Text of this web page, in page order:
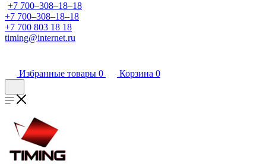
+7 700‒308‒18‒18
+7 700‒308‒18‒18
+7 700 803 18 18
timing@internet.ru
Избранные товары 0 Корзина 0